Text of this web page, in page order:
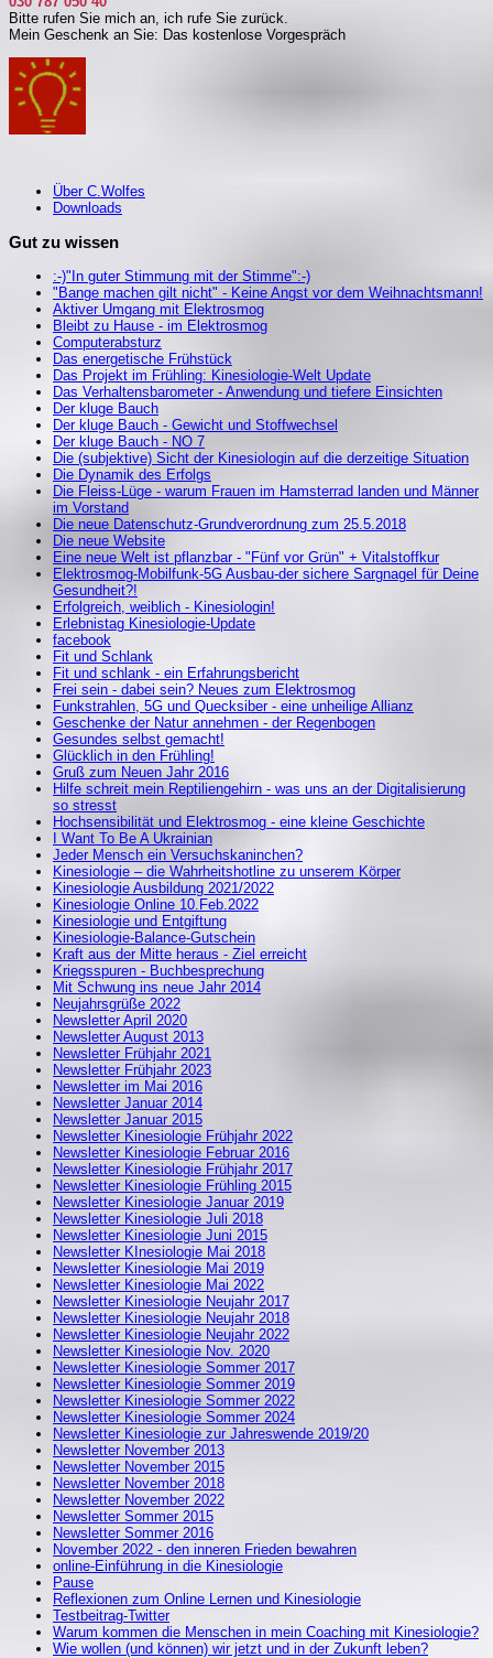
Bitte rufen Sie mich an, ich rufe Sie zurück.
Mein Geschenk an Sie: Das kostenlose Vorgespräch
Über C.Wolfes
Downloads
Gut zu wissen
:-)"In guter Stimmung mit der Stimme":-)
"Bange machen gilt nicht" - Keine Angst vor dem Weihnachtsmann!
Aktiver Umgang mit Elektrosmog
Bleibt zu Hause - im Elektrosmog
Computerabsturz
Das energetische Frühstück
Das Projekt im Frühling: Kinesiologie-Welt Update
Das Verhaltensbarometer - Anwendung und tiefere Einsichten
Der kluge Bauch
Der kluge Bauch - Gewicht und Stoffwechsel
Der kluge Bauch - NO 7
Die (subjektive) Sicht der Kinesiologin auf die derzeitige Situation
Die Dynamik des Erfolgs
Die Fleiss-Lüge - warum Frauen im Hamsterrad landen und Männer
im Vorstand
Die neue Datenschutz-Grundverordnung zum 25.5.2018
Die neue Website
Eine neue Welt ist pflanzbar - "Fünf vor Grün" + Vitalstoffkur
Elektrosmog-Mobilfunk-5G Ausbau-der sichere Sargnagel für Deine
Gesundheit?!
Erfolgreich, weiblich - Kinesiologin!
Erlebnistag Kinesiologie-Update
facebook
Fit und Schlank
Fit und schlank - ein Erfahrungsbericht
Frei sein - dabei sein? Neues zum Elektrosmog
Funkstrahlen, 5G und Quecksiber - eine unheilige Allianz
Geschenke der Natur annehmen - der Regenbogen
Gesundes selbst gemacht!
Glücklich in den Frühling!
Gruß zum Neuen Jahr 2016
Hilfe schreit mein Reptiliengehirn - was uns an der Digitalisierung
so stresst
Hochsensibilität und Elektrosmog - eine kleine Geschichte
I Want To Be A Ukrainian
Jeder Mensch ein Versuchskaninchen?
Kinesiologie – die Wahrheitshotline zu unserem Körper
Kinesiologie Ausbildung 2021/2022
Kinesiologie Online 10.Feb.2022
Kinesiologie und Entgiftung
Kinesiologie-Balance-Gutschein
Kraft aus der Mitte heraus - Ziel erreicht
Kriegsspuren - Buchbesprechung
Mit Schwung ins neue Jahr 2014
Neujahrsgrüße 2022
Newsletter April 2020
Newsletter August 2013
Newsletter Frühjahr 2021
Newsletter Frühjahr 2023
Newsletter im Mai 2016
Newsletter Januar 2014
Newsletter Januar 2015
Newsletter Kinesiologie Frühjahr 2022
Newsletter Kinesiologie Februar 2016
Newsletter Kinesiologie Frühjahr 2017
Newsletter Kinesiologie Frühling 2015
Newsletter Kinesiologie Januar 2019
Newsletter Kinesiologie Juli 2018
Newsletter Kinesiologie Juni 2015
Newsletter KInesiologie Mai 2018
Newsletter Kinesiologie Mai 2019
Newsletter Kinesiologie Mai 2022
Newsletter Kinesiologie Neujahr 2017
Newsletter Kinesiologie Neujahr 2018
Newsletter Kinesiologie Neujahr 2022
Newsletter Kinesiologie Nov. 2020
Newsletter Kinesiologie Sommer 2017
Newsletter Kinesiologie Sommer 2019
Newsletter Kinesiologie Sommer 2022
Newsletter Kinesiologie Sommer 2024
Newsletter Kinesiologie zur Jahreswende 2019/20
Newsletter November 2013
Newsletter November 2015
Newsletter November 2018
Newsletter November 2022
Newsletter Sommer 2015
Newsletter Sommer 2016
November 2022 - den inneren Frieden bewahren
online-Einführung in die Kinesiologie
Pause
Reflexionen zum Online Lernen und Kinesiologie
Testbeitrag-Twitter
Warum kommen die Menschen in mein Coaching mit Kinesiologie?
Wie wollen (und können) wir jetzt und in der Zukunft leben?